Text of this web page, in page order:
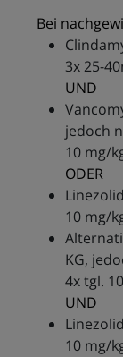
Bei
3x 25-
UND
jedoch
10 mg/
ODER
10 mg/
KG,
4x tgl.
UND
10 mg/